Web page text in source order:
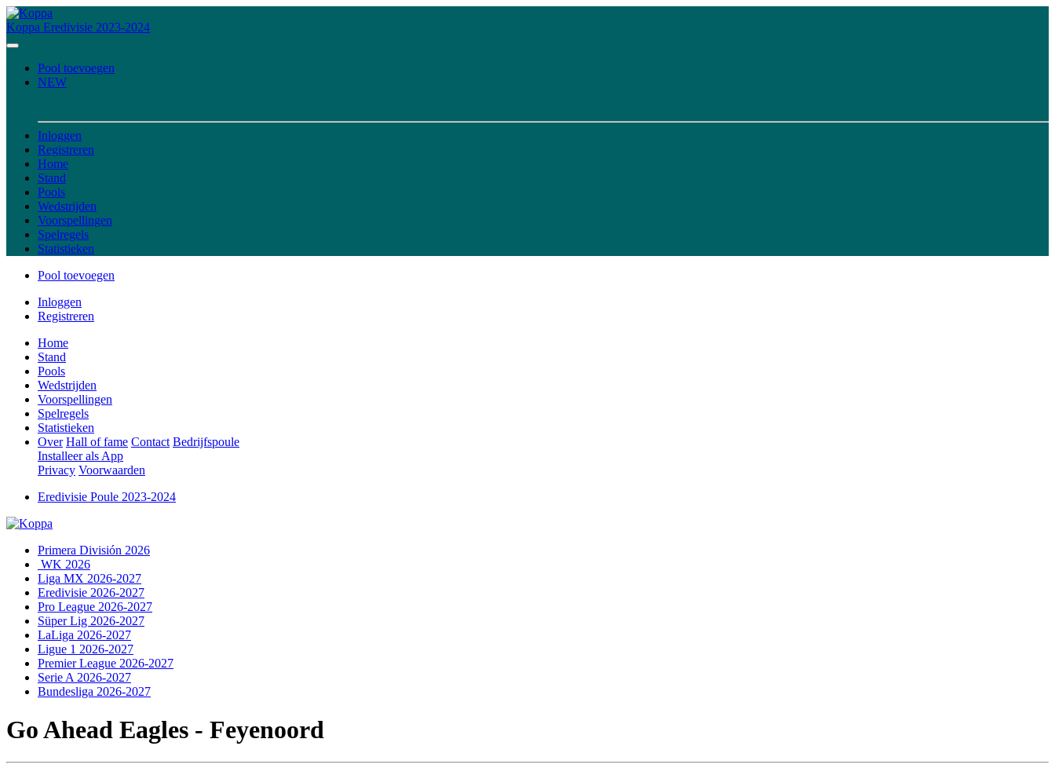
Koppa Eredivisie 2023-2024
Pool toevoegen
NEW
Inloggen
Registreren
Home
Stand
Pools
Wedstrijden
Voorspellingen
Spelregels
Statistieken
Pool toevoegen
Inloggen
Registreren
Home
Stand
Pools
Wedstrijden
Voorspellingen
Spelregels
Statistieken
Over Hall of fame Contact Bedrijfspoule
Installeer als App
Privacy Voorwaarden
Eredivisie Poule 2023-2024
Primera División 2026
WK 2026
Liga MX 2026-2027
Eredivisie 2026-2027
Pro League 2026-2027
Süper Lig 2026-2027
LaLiga 2026-2027
Ligue 1 2026-2027
Premier League 2026-2027
Serie A 2026-2027
Bundesliga 2026-2027
Go Ahead Eagles - Feyenoord